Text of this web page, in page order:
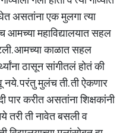
असतांना एक मुलगा त्या
आमच्या महाविद्यालयात सहल
आमच्या काळात सहल
ठासून सांगीतलं होतं की
नये. परंतु मुलंच ती. ती ऐकणार
पार करीत असतांना शिक्षकांनी
तरी ती नावेत बसली व